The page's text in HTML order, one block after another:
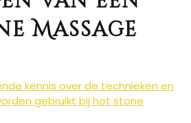
Massage
kennis over de technieken en
gebruikt bij hot stone